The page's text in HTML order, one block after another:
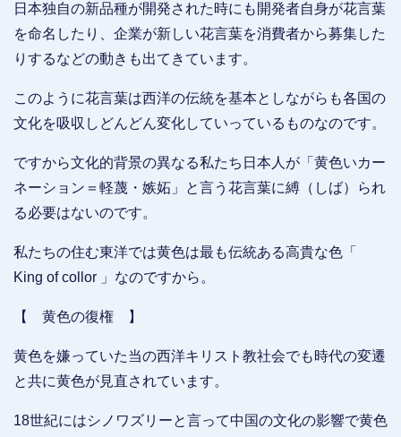
日本独自の新品種が開発された時にも開発者自身が花言葉
を命名したり、企業が新しい花言葉を消費者から募集した
りするなどの動きも出てきています。
このように花言葉は西洋の伝統を基本としながらも各国の
文化を吸収しどんどん変化していっているものなのです。
ですから文化的背景の異なる私たち日本人が「黄色いカー
ネーション＝軽蔑・嫉妬」と言う花言葉に縛（しば）られ
る必要はないのです。
私たちの住む東洋では黄色は最も伝統ある高貴な色「
King of collor 」なのですから。
【 黄色の復権 】
黄色を嫌っていた当の西洋キリスト教社会でも時代の変遷
と共に黄色が見直されています。
18世紀にはシノワズリーと言って中国の文化の影響で黄色